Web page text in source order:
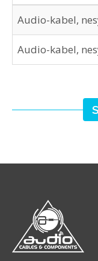
Audio-kabel,
Audio-kabel,